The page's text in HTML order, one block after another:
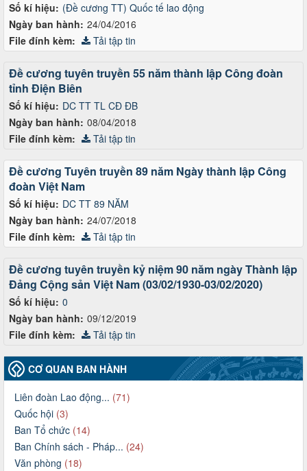
Số kí hiệu: (Đề cương TT) Quốc tế lao động
Ngày ban hành: 24/04/2016
File đính kèm: Tải tập tin
Số kí hiệu: DC TT TL CĐ ĐB
Ngày ban hành: 08/04/2018
Đề cương tuyên truyền 55 năm thành lập Công đoàn
tỉnh Điện Biên
File đính kèm: Tải tập tin
Số kí hiệu: DC TT 89 NĂM
Ngày ban hành: 24/07/2018
Đề cương Tuyên truyền 89 năm Ngày thành lập Công
đoàn Việt Nam
File đính kèm: Tải tập tin
Số kí hiệu: 0
Ngày ban hành: 09/12/2019
Đề cương tuyên truyền kỷ niệm 90 năm ngày Thành lập
Đảng Cộng sản Việt Nam (03/02/1930-03/02/2020)
File đính kèm: Tải tập tin
CƠ QUAN BAN HÀNH
Liên đoàn Lao động... (71)
Quốc hội (3)
Ban Tổ chức (14)
Ban Chính sách - Pháp... (24)
Văn phòng (18)